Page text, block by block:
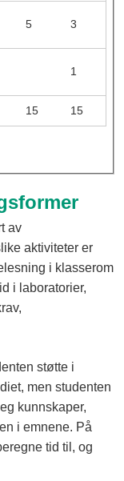
5 3
1
15 15
av
aktiviteter er
i klasserom
i laboratorier,
støtte i
men studenten
kunnskaper,
i emnene. På
tid til, og